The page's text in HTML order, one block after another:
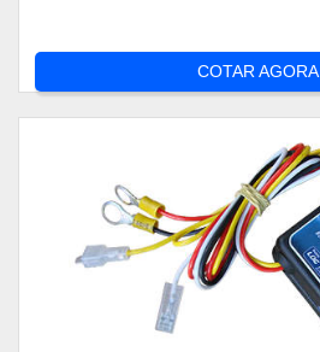
COTAR AGORA